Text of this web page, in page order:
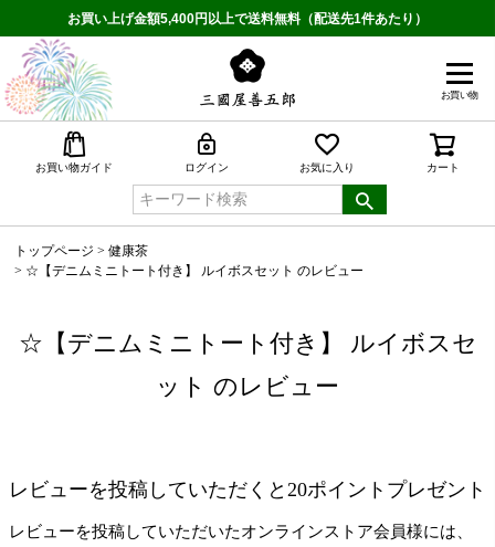
お買い上げ金額5,400円以上で送料無料（配送先1件あたり）
お買い物
お買い物ガイド ログイン お気に入り カート
トップページ
健康茶
☆【デニムミニトート付き】 ルイボスセット のレビュー
☆【デニムミニトート付き】 ルイボスセ
ット のレビュー
レビューを投稿していただくと20ポイントプレゼント
レビューを投稿していただいたオンラインストア会員様には、